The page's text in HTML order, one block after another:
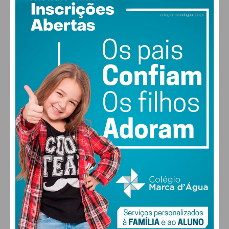
Carlos Manuel Ribeiro da Silva, pelo PS
Diogo José Marinho da Silva, pelo PS
Pelo Município de Cinfães
Mário Luís Correia da Silva, pelo PS
António Sérgio de Pinho Sales, pela Coligação
Viva Cinfães PPD/PSD.CDS-PP.PPM
João Ricardo Ferreira Pinto Campos, pelo PS
Carlos Alberto Pinheiro de Sousa, pelo PS
Pelo Município de Felgueiras
José da Silva Campos, pela Coligação Sim
Acredita – L. PS
António Alfredo Macedo Alves, pela Coligação
Sim Acredita – L. PS